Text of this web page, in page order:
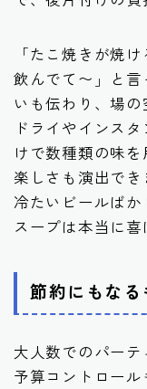
「たこ焼きが焼
飲んでて〜」と
いも伝わり、場
ドライやインス
けで数種類の味
楽しさも演出でき
冷たいビールば
スープは本当に喜
節約にもな
大人数でのパーテ
予算コントロー